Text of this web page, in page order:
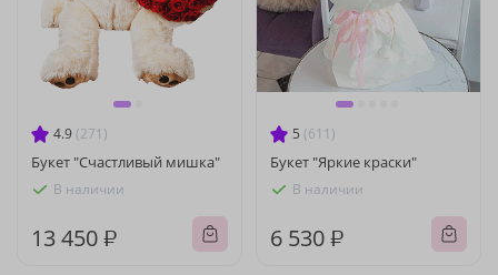
4.9 (271)
Букет "Счастливый мишка"
В наличии
13 450 ₽
5 (611)
Букет "Яркие краски"
В наличии
6 530 ₽